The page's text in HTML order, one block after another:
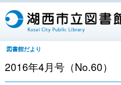
図書館だより
2016年4月号（No.60）